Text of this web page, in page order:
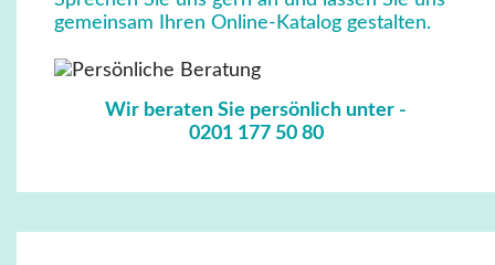
gemeinsam Ihren Online-Katalog gestalten.
Wir beraten Sie persönlich unter ­
0201 177 50 80